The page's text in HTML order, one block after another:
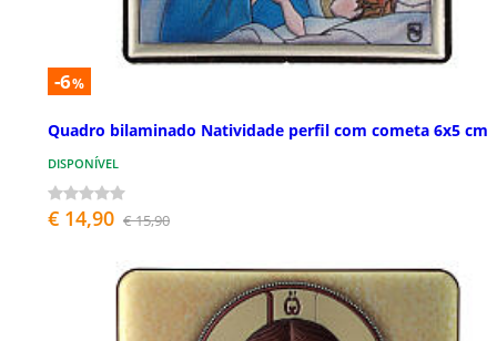
-6%
Quadro bilaminado Natividade perfil com cometa 6x5 cm
DISPONÍVEL
€ 14,90 € 15,90